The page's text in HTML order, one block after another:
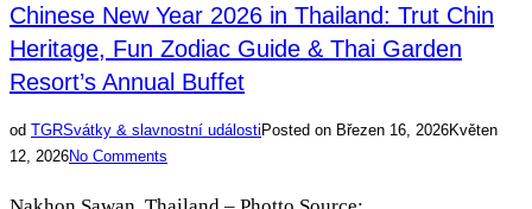
Chinese New Year 2026 in Thailand: Trut Chin
Heritage, Fun Zodiac Guide & Thai Garden
Resort’s Annual Buffet
od TGRSvátky & slavnostní události Posted on Březen 16, 2026Květen
12, 2026No Comments